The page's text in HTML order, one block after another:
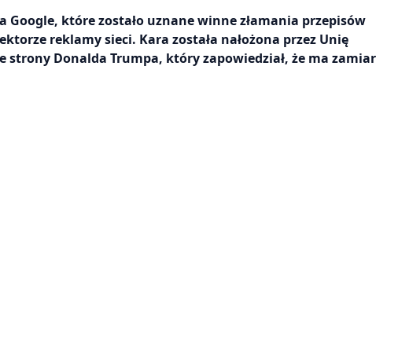
Google, które zostało uznane winne złamania przepisów
reklamy sieci. Kara została nałożona przez Unię
strony Donalda Trumpa, który zapowiedział, że ma zamiar